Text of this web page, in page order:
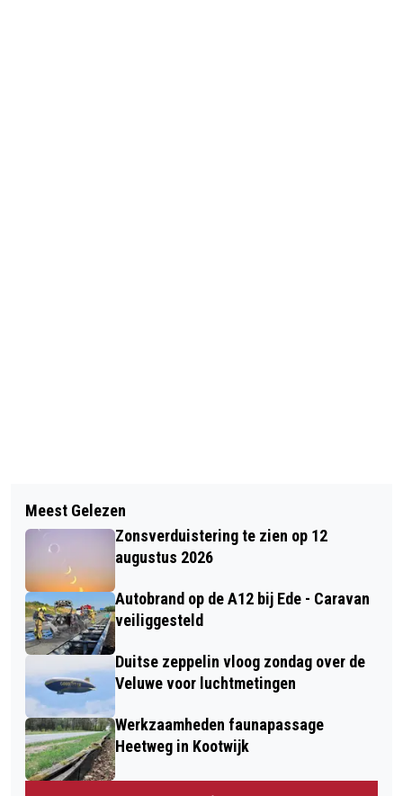
GEEN TREINEN VANWEGE
WERKZAAMHEDEN STATION EDE-
WAGENINGEN
BOMENKOMPAS MOET WIJK VOOR
HOOIKOORTSPATIËNTEN
AANGENAMER MAKEN
Meest Gelezen
Zonsverduistering te zien op 12
augustus 2026
Autobrand op de A12 bij Ede - Caravan
veiliggesteld
Duitse zeppelin vloog zondag over de
Veluwe voor luchtmetingen
Werkzaamheden faunapassage
Heetweg in Kootwijk